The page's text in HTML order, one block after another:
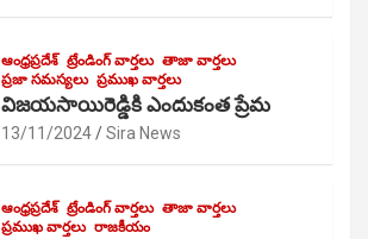
ఆంధ్రప్రదేశ్ ట్రేండింగ్ వార్తలు తాజా వార్తలు
ప్రజా సమస్యలు ప్రముఖ వార్తలు
విజయసాయిరెడ్డికి ఎందుకంత ప్రేమ
13/11/2024 Sira News
ఆంధ్రప్రదేశ్ ట్రేండింగ్ వార్తలు తాజా వార్తలు
ప్రముఖ వార్తలు రాజకీయం